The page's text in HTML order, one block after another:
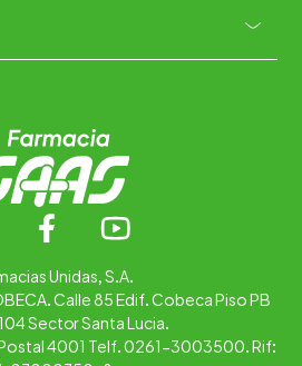
+
Unidas, S.A.
Calle 85 Edif. Cobeca Piso PB
Sector Santa Lucia.
4001 Telf. 0261-3003500. Rif: